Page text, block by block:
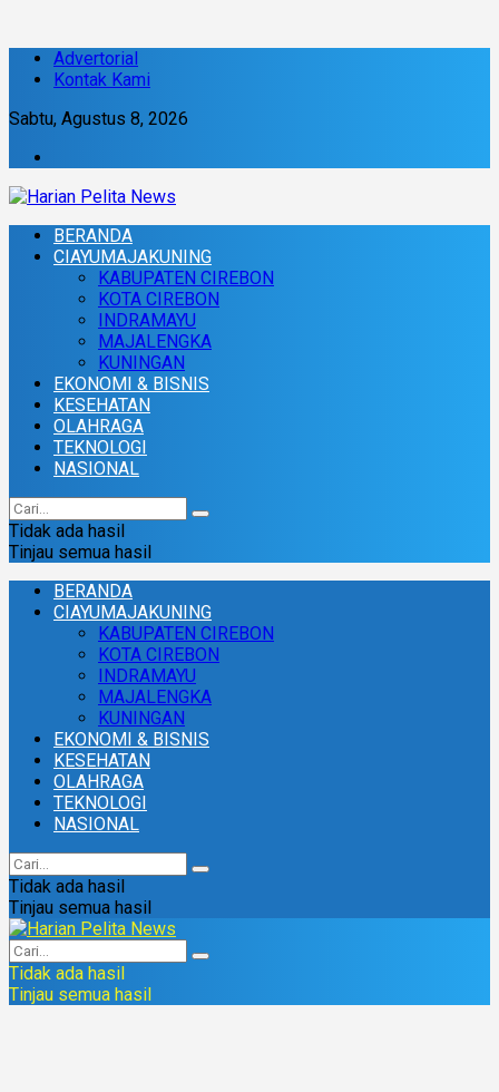
Advertorial
Kontak Kami
Sabtu, Agustus 8, 2026
BERANDA
CIAYUMAJAKUNING
KABUPATEN CIREBON
KOTA CIREBON
INDRAMAYU
MAJALENGKA
KUNINGAN
EKONOMI & BISNIS
KESEHATAN
OLAHRAGA
TEKNOLOGI
NASIONAL
Tidak ada hasil
Tinjau semua hasil
BERANDA
CIAYUMAJAKUNING
KABUPATEN CIREBON
KOTA CIREBON
INDRAMAYU
MAJALENGKA
KUNINGAN
EKONOMI & BISNIS
KESEHATAN
OLAHRAGA
TEKNOLOGI
NASIONAL
Tidak ada hasil
Tinjau semua hasil
Tidak ada hasil
Tinjau semua hasil